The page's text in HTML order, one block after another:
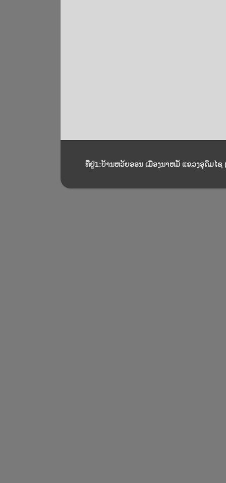
ທີ່ຢູ່1:ບ້ານຫວ້ຍອອນ ເມືອງນາຫມໍ້ ແຂວງອຸດົມໄຊ